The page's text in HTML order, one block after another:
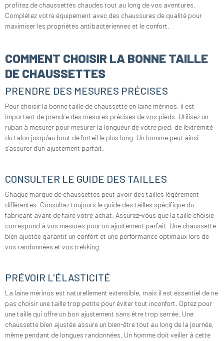
profitez de chaussettes chaudes tout au long de vos aventures.
Complétez votre équipement avec des chaussures de qualité pour
maximiser les propriétés antibactériennes et le confort.
COMMENT CHOISIR LA BONNE TAILLE
DE CHAUSSETTES
PRENDRE DES MESURES PRÉCISES
Pour choisir la bonne taille de chaussette en laine mérinos, il est
important de prendre des mesures précises de vos pieds. Utilisez un
ruban à mesurer pour mesurer la longueur de votre pied, de l'extrémité
du talon jusqu'au bout de l'orteil le plus long. Un homme peut ainsi
s'assurer d'un ajustement parfait.
CONSULTER LE GUIDE DES TAILLES
Chaque marque de chaussettes peut avoir des tailles légèrement
différentes. Consultez toujours le guide des tailles spécifique du
fabricant avant de faire votre achat. Assurez-vous que la taille choisie
correspond à vos mesures pour un ajustement parfait. Une chaussette
bien ajustée garantit un confort et une performance optimaux lors de
vos randonnées et vos trekking.
PRÉVOIR L'ÉLASTICITÉ
La laine mérinos est naturellement extensible, mais il est essentiel de ne
pas choisir une taille trop petite pour éviter tout inconfort. Optez pour
une taille qui offre un bon ajustement sans être trop serrée. Une
chaussette bien ajustée assure un bien-être tout au long de la journée,
même pendant de longues randonnées. Un homme doit veiller à cette